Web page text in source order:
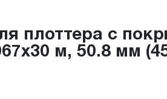
м, 50.8 мм